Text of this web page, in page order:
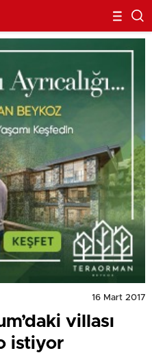
16 Mart 2017
villası
istiyor